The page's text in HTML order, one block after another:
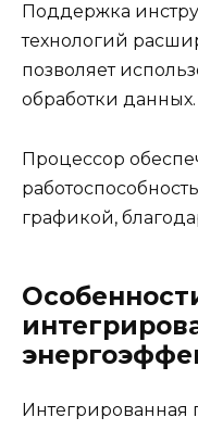
Поддержка
технологий
позволяет
обработки данных.
Процессор
графикой,
Интегрированная